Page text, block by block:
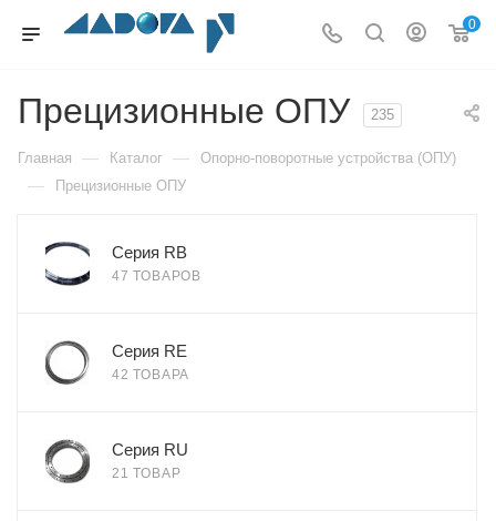
0
Прецизионные ОПУ 235
Главная — Каталог — Опорно-поворотные устройства (ОПУ)
— Прецизионные ОПУ
Серия RB
47 ТОВАРОВ
Серия RE
42 ТОВАРА
Серия RU
21 ТОВАР